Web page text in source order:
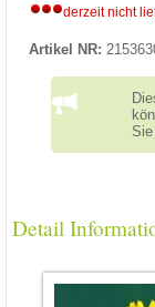
derzeit nicht
Artikel NR:
Detail